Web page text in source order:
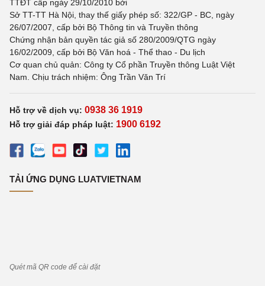
TTĐT cấp ngày 29/10/2010 bởi
Sở TT-TT Hà Nội, thay thế giấy phép số: 322/GP - BC, ngày
26/07/2007, cấp bởi Bộ Thông tin và Truyền thông
Chứng nhận bản quyền tác giả số 280/2009/QTG ngày
16/02/2009, cấp bởi Bộ Văn hoá - Thể thao - Du lịch
Cơ quan chủ quản: Công ty Cổ phần Truyền thông Luật Việt
Nam. Chịu trách nhiệm: Ông Trần Văn Trí
Hỗ trợ về dịch vụ: 0938 36 1919
Hỗ trợ giải đáp pháp luật: 1900 6192
TẢI ỨNG DỤNG LUATVIETNAM
Quét mã QR code để cài đặt